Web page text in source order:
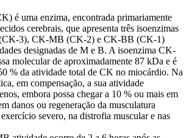
é uma enzima, encontrada primariamente
cerebrais, que apresenta três isoenzimas
3), CK-MB (CK-2) e CK-BB (CK-1)
designadas de M e B. A isoenzima CK-
molecular de aproximadamente 87 kDa e é
% da atividade total de CK no miocárdio. Na
em compensação, a sua atividade
embora possa chegar a 10 % ou mais em
danos ou regeneração da musculatura
severo, na distrofia muscular e nas